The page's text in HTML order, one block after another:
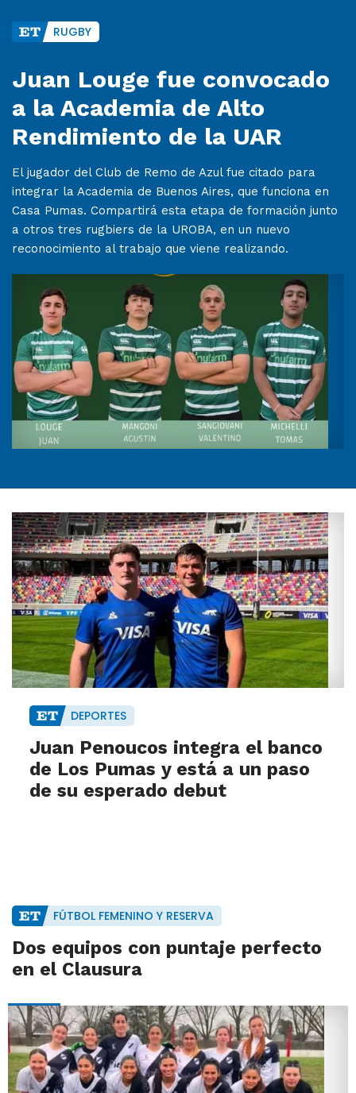
RUGBY
Juan Louge fue convocado
a la Academia de Alto
Rendimiento de la UAR
El jugador del Club de Remo de Azul fue citado para
integrar la Academia de Buenos Aires, que funciona en
Casa Pumas. Compartirá esta etapa de formación junto
a otros tres rugbiers de la UROBA, en un nuevo
reconocimiento al trabajo que viene realizando.
DEPORTES
Juan Penoucos integra el banco
de Los Pumas y está a un paso
de su esperado debut
FÚTBOL FEMENINO Y RESERVA
Dos equipos con puntaje perfecto
en el Clausura